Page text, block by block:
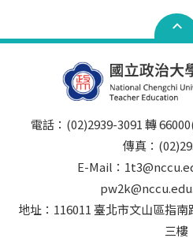
證書字號及發證日期須清晰能辨。 6 最近一年內正
彩色一吋照片 JPEG電子檔 照片電子檔請於填寫申請表單
時回覆上傳，將檔名設定為您的姓名。 請使
照，切勿使用自拍、翻拍或合成照片。 尺寸須
年內1吋正面脫帽半身照片，
如：學士帽）；頭髮不得遮蓋
450x600pixels；掃描器之解
A4以上大小 發證時若無法至本校師資培育中心辦公室領
取教師證書者，得以回郵信封
服務之計畫執行經驗。 具備中等學校師資類科之教學經
持人每年申請案數以2件為限。 ※本計畫僅能由師資培育
大學具教育實習指導經驗教師
出申請計畫補助。 四、校內相關作業期程 115年5月18日
（一）14:00：參加教育部線
員參加，本校已取得旨揭計畫申請資格）
（三）17:00：校內收件截止（逾期恕
下旬至8月上旬：召開計畫評
界專案辦公室 115年8月17日（一）：教育部收件截止
五、申請方式 有意申請且符合
電話：(02)2939-3091 轉
傳真：
E-Mail：
地址：116011 臺北市文山區指
三樓